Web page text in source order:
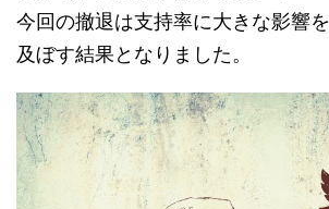
今回の撤退は支持率に大きな影響を
及ぼす結果となりました。